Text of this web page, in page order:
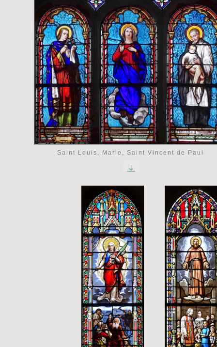
Saint Louis, Marie, Saint Vincent de Paul